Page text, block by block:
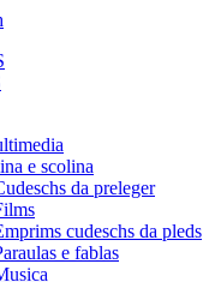
e scolina
da preleger
cudeschs da pleds
e fablas